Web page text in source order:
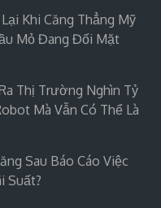
Khi Căng Thẳng Mỹ
Mỏ Đang Đối Mặt
Thị Trường Nghìn Tỷ
Mà Vẫn Có Thể Là
Sau Báo Cáo Việc
Suất?